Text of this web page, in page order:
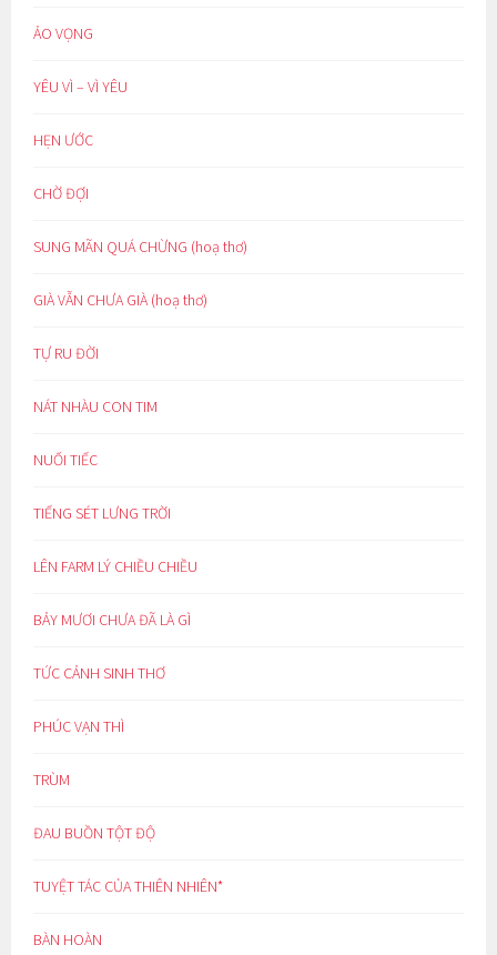
ẢO VỌNG
YÊU VÌ – VÌ YÊU
HẸN ƯỚC
CHỜ ĐỢI
SUNG MÃN QUÁ CHỪNG (hoạ thơ)
GIÀ VẪN CHƯA GIÀ (hoạ thơ)
TỰ RU ĐỜI
NÁT NHÀU CON TIM
NUỐI TIẾC
TIẾNG SÉT LƯNG TRỜI
LÊN FARM LÝ CHIỀU CHIỀU
BẢY MƯƠI CHƯA ĐÃ LÀ GÌ
TỨC CẢNH SINH THƠ
PHÚC VẠN THÌ
TRÙM
ĐAU BUỒN TỘT ĐỘ
TUYỆT TÁC CỦA THIÊN NHIÊN*
BÀN HOÀN